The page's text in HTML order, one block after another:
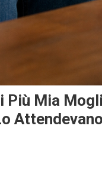
Più Mia